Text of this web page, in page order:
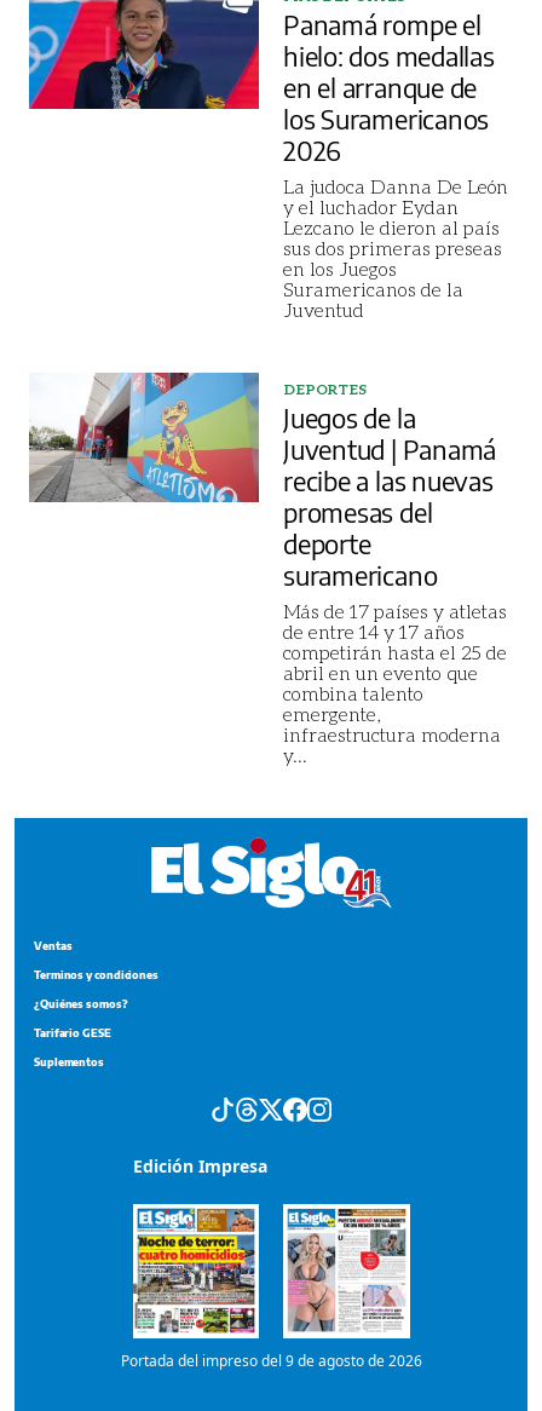
Panamá rompe el
hielo: dos medallas
en el arranque de
los Suramericanos
2026
La judoca Danna De León
y el luchador Eydan
Lezcano le dieron al país
sus dos primeras preseas
en los Juegos
Suramericanos de la
Juventud
DEPORTES
Juegos de la
Juventud | Panamá
recibe a las nuevas
promesas del
deporte
suramericano
Más de 17 países y atletas
de entre 14 y 17 años
competirán hasta el 25 de
abril en un evento que
combina talento
emergente,
infraestructura moderna
y...
Ventas
Terminos y condiciones
¿Quiénes somos?
Tarifario GESE
Suplementos
Edición Impresa
Portada del impreso del 9 de agosto de 2026